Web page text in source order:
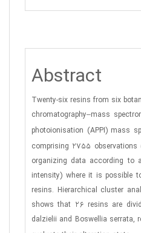
Abstract
Twenty-six resins from six
chromatography–mass
photoionisation (APPI) mass
comprising 2755 observations
organizing data according to
intensity) where it is possible
resins. Hierarchical cluster
shows that 26 resins are
dalzielii and Boswellia serrata,